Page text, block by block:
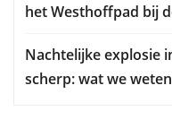
het Westhoffpad bij
Nachtelijke explosie
scherp: wat we